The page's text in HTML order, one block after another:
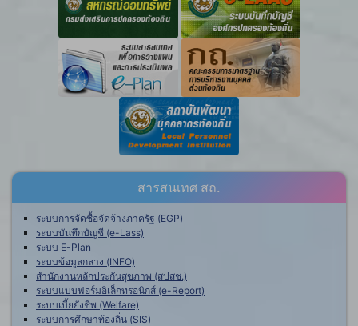
สารสนเทศ สถ.
ระบบการจัดซื้อจัดจ้างภาครัฐ (EGP)
ระบบบันทึกบัญชี (e-Lass)
ระบบ E-Plan
ระบบข้อมูลกลาง (INFO)
สำนักงานหลักประกันสุขภาพ (สปสช.)
ระบบแบบฟอร์มอิเล็กทรอนิกส์ (e-Report)
ระบบเบี้ยยังชีพ (Welfare)
ระบบการศึกษาท้องถิ่น (SIS)